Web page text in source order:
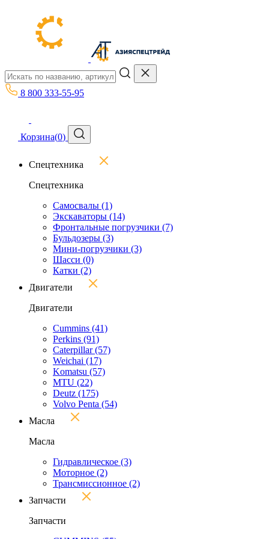
8 800 333-55-95
Корзина(0)
Спецтехника
Спецтехника
Самосвалы (1)
Экскаваторы (14)
Фронтальные погрузчики (7)
Бульдозеры (3)
Мини-погрузчики (3)
Шасси (0)
Катки (2)
Двигатели
Двигатели
Cummins (41)
Perkins (91)
Caterpillar(57)
Weichai (17)
Komatsu (57)
MTU (22)
Deutz (175)
Volvo Penta (54)
Масла
Масла
Гидравлическое (3)
Моторное (2)
Трансмиссионное (2)
Запчасти
Запчасти